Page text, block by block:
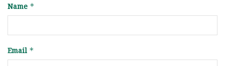
Name *
Email *